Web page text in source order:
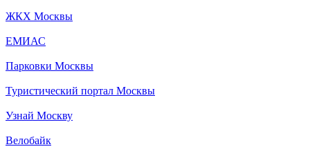
ЖКХ Москвы
ЕМИАС
Парковки Москвы
Туристический портал Москвы
Узнай Москву
Велобайк